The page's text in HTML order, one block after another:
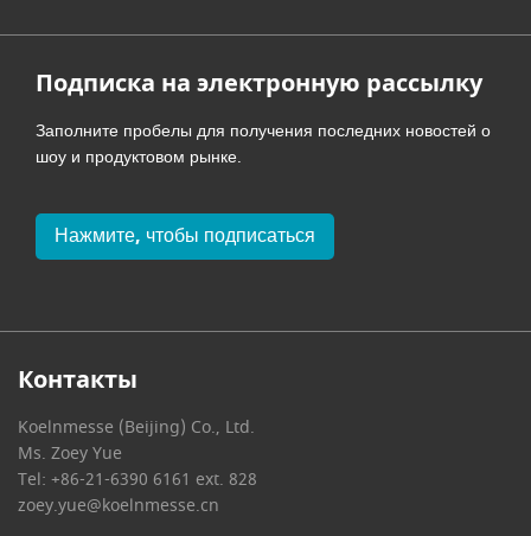
Подписка на электронную рассылку
Заполните пробелы для получения последних новостей о
шоу и продуктовом рынке.
Нажмите, чтобы подписаться
Контакты
Koelnmesse (Beijing) Co., Ltd.
Ms. Zoey Yue
Tel: +86-21-6390 6161 ext. 828
zoey.yue@koelnmesse.cn